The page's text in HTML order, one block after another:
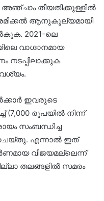
തീയതിക്കുള്ളിൽ
ആനുകൂല്യമായി
2021-ലെ
വാഗ്ദാനമായ
നടപ്പിലാക്കുക
ഇവരുടെ
(7,000 രൂപയിൽ നിന്ന്
സംബന്ധിച്ച
എന്നാൽ ഇത്
വിജയമല്ലെന്ന്
തലങ്ങളിൽ സമരം